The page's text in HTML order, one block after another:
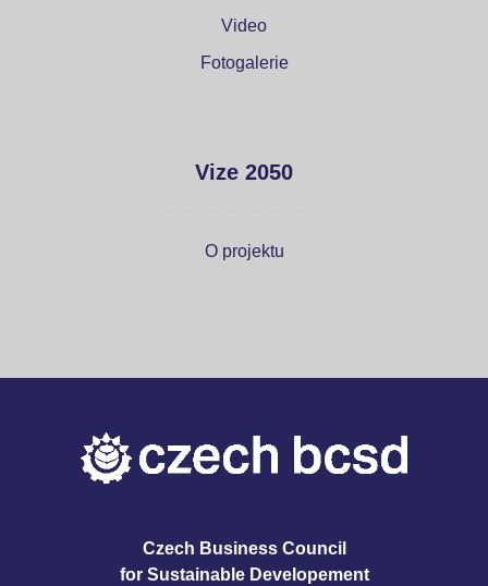
Video
Fotogalerie
Vize 2050
O projektu
Czech Business Council
for Sustainable Developement